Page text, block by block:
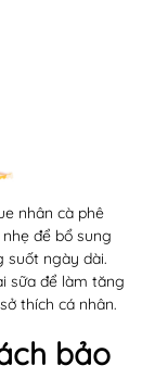
nhân cà phê
để bổ sung
suốt ngày dài.
sữa để làm tăng
thích cá nhân.
bảo